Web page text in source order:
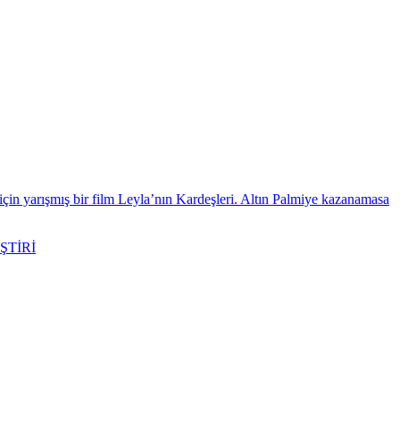
yarışmış bir film Leyla’nın Kardeşleri. Altın Palmiye kazanamasa